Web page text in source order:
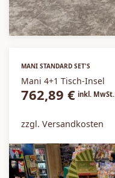
MANI STANDARD SET'S
Mani 4+1 Tisch-Insel
762,89 € inkl. MwSt.
zzgl. Versandkosten